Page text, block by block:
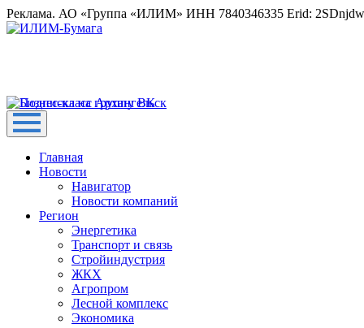
Реклама. АО «Группа «ИЛИМ» ИНН 7840346335 Erid:
Главная
Новости
Навигатор
Новости компаний
Регион
Энергетика
Транспорт и связь
Стройиндустрия
ЖКХ
Агропром
Лесной комплекс
Экономика